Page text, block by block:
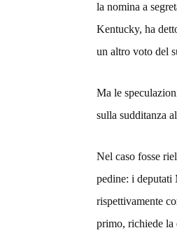
la nomina a
Kentucky, ha
un altro voto del
Ma le
sulla sudditanza
Nel caso fosse
pedine: i deputati
rispettivamente
primo, richiede la